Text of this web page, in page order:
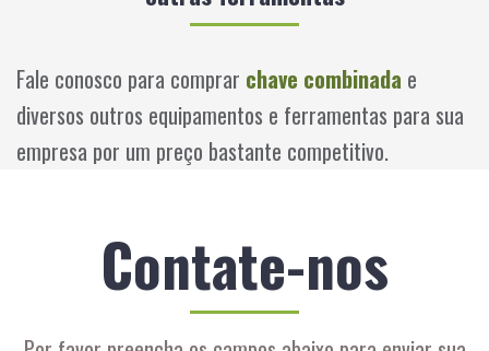
Fale conosco para comprar chave combinada e
diversos outros equipamentos e ferramentas para sua
empresa por um preço bastante competitivo.
Contate-nos